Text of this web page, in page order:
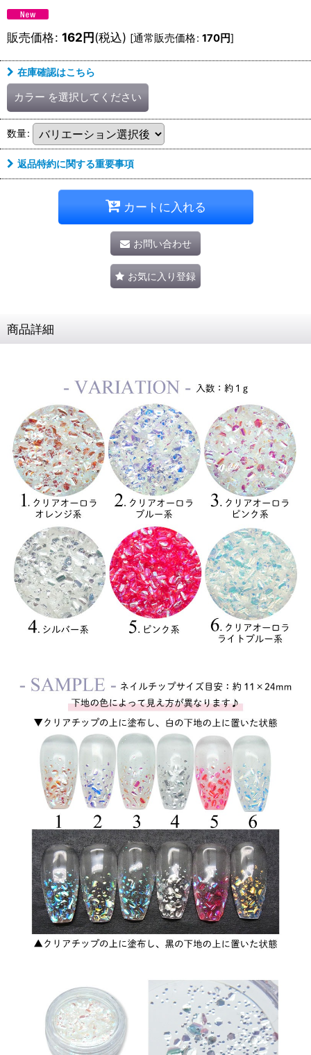
販売価格: 162円(税込) [通常販売価格: 170円]
在庫確認はこちら
カラー を選択してください
数量:
返品特約に関する重要事項
カートに入れる
お問い合わせ
お気に入り登録
商品詳細